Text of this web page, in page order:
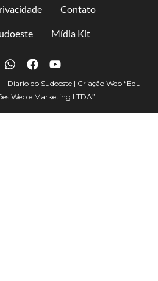
Contato
Mídia Kit
Diario do Sudoeste | Criação Web “Edu
Web e Marketing LTDA”